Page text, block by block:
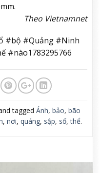
Theo Vietnamnet
#bộ #Quảng #Ninh
#nào1783295766
tagged Ánh, bảo, bão
, nơi, quáng, sập, số,thể.